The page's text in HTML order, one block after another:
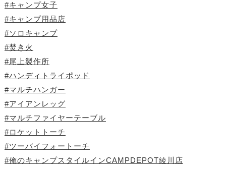
#キャンプ女子
#キャンプ用品店
#ソロキャンプ
#焚き火
#尾上製作所
#ハンディトライポッド
#マルチハンガー
#アイアンレッグ
#マルチファイヤーテーブル
#ロケットトーチ
#ツーバイフォートーチ
#俺のキャンプスタイルインCAMPDEPOT綾川店